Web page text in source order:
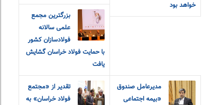
خواهد بود
بزرگترین مجمع
علمی سالانه
فولادسازان کشور
با حمایت فولاد خراسان گشایش
یافت
مدیرعامل صندوق
«بیمه اجتماعی
تقدیر از «مجتمع
فولاد خراسان» به